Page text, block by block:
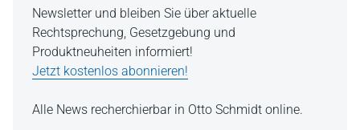
Newsletter und bleiben Sie über aktuelle
Rechtsprechung, Gesetzgebung und
Produktneuheiten informiert!
Jetzt kostenlos abonnieren!
Alle News recherchierbar in Otto Schmidt online.